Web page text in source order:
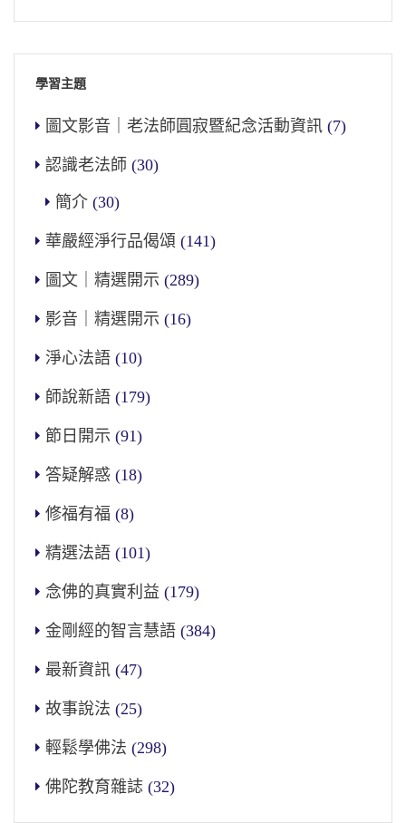
學習主題
圖文影音｜老法師圓寂暨紀念活動資訊 (7)
認識老法師 (30)
簡介 (30)
華嚴經淨行品偈頌 (141)
圖文｜精選開示 (289)
影音｜精選開示 (16)
淨心法語 (10)
師說新語 (179)
節日開示 (91)
答疑解惑 (18)
修福有福 (8)
精選法語 (101)
念佛的真實利益 (179)
金剛經的智言慧語 (384)
最新資訊 (47)
故事說法 (25)
輕鬆學佛法 (298)
佛陀教育雜誌 (32)